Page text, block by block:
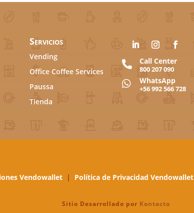
Servicios
Vending
Office Coffee Services
Paussa
Tienda
 Call Center
800 207 090
 WhatsApp
+56 992 566 728
Vendowallet | Política de Privacidad Vendowallet
Sitio Desarrollado por Kontacto